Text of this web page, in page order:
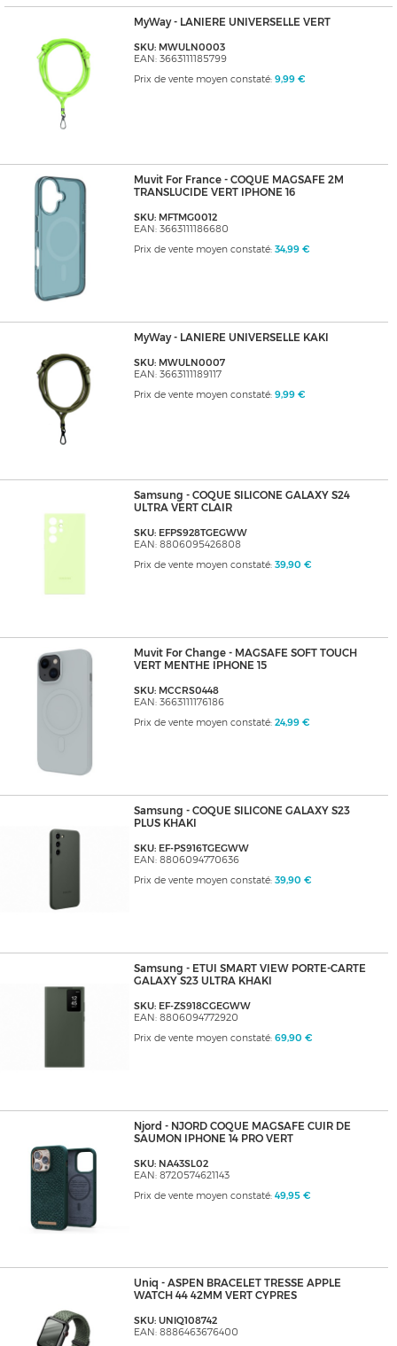
MyWay - LANIERE UNIVERSELLE VERT
SKU: MWULN0003
EAN: 3663111185799
Prix de vente moyen constaté: 9,99 €
Muvit For France - COQUE MAGSAFE 2M
TRANSLUCIDE VERT IPHONE 16
SKU: MFTMG0012
EAN: 3663111186680
Prix de vente moyen constaté: 34,99 €
MyWay - LANIERE UNIVERSELLE KAKI
SKU: MWULN0007
EAN: 3663111189117
Prix de vente moyen constaté: 9,99 €
Samsung - COQUE SILICONE GALAXY S24
ULTRA VERT CLAIR
SKU: EFPS928TGEGWW
EAN: 8806095426808
Prix de vente moyen constaté: 39,90 €
Muvit For Change - MAGSAFE SOFT TOUCH
VERT MENTHE IPHONE 15
SKU: MCCRS0448
EAN: 3663111176186
Prix de vente moyen constaté: 24,99 €
Samsung - COQUE SILICONE GALAXY S23
PLUS KHAKI
SKU: EF-PS916TGEGWW
EAN: 8806094770636
Prix de vente moyen constaté: 39,90 €
Samsung - ETUI SMART VIEW PORTE-CARTE
GALAXY S23 ULTRA KHAKI
SKU: EF-ZS918CGEGWW
EAN: 8806094772920
Prix de vente moyen constaté: 69,90 €
Njord - NJORD COQUE MAGSAFE CUIR DE
SAUMON IPHONE 14 PRO VERT
SKU: NA43SL02
EAN: 8720574621143
Prix de vente moyen constaté: 49,95 €
Uniq - ASPEN BRACELET TRESSE APPLE
WATCH 44 42MM VERT CYPRES
SKU: UNIQ108742
EAN: 8886463676400